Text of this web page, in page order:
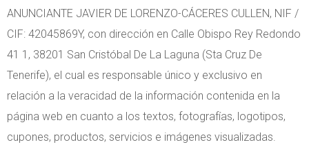
ANUNCIANTE JAVIER DE LORENZO-CÁCERES CULLEN, NIF /
CIF: 42045869Y, con dirección en Calle Obispo Rey Redondo
41 1, 38201 San Cristóbal De La Laguna (Sta Cruz De
Tenerife), el cual es responsable único y exclusivo en
relación a la veracidad de la información contenida en la
página web en cuanto a los textos, fotografías, logotipos,
cupones, productos, servicios e imágenes visualizadas.